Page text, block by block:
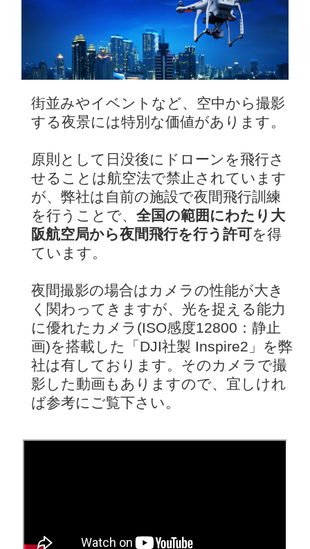
街並みやイベントなど、空中から撮影
する夜景には特別な価値があります。
原則として日没後にドローンを飛行さ
せることは航空法で禁止されています
が、弊社は自前の施設で夜間飛行訓練
を行うことで、 全国の範囲にわたり大
阪航空局から夜間飛行を行う許可を得
ています。
夜間撮影の場合はカメラの性能が大き
く関わってきますが、光を捉える能力
に優れたカメラ(ISO感度12800：静止
画)を搭載した「DJI社製 Inspire2」を弊
社は有しております。そのカメラで撮
影した動画もありますので、宜しけれ
ば参考にご覧下さい。